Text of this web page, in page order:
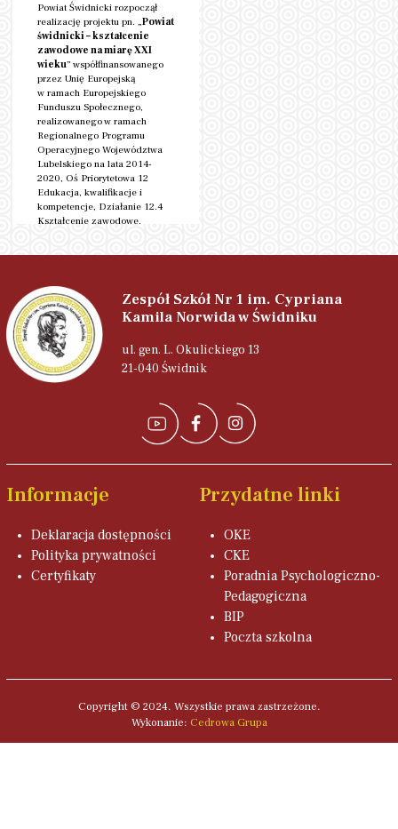
Powiat Świdnicki rozpoczął
realizację projektu pn. „Powiat
świdnicki – kształcenie
zawodowe na miarę XXI
wieku” współfinansowanego
przez Unię Europejską
w ramach Europejskiego
Funduszu Społecznego,
realizowanego w ramach
Regionalnego Programu
Operacyjnego Województwa
Lubelskiego na lata 2014-
2020, Oś Priorytetowa 12
Edukacja, kwalifikacje i
kompetencje, Działanie 12.4
Kształcenie zawodowe.
czytaj więcej
Zespół Szkół Nr 1 im. Cypriana
Kamila Norwida w Świdniku
ul. gen. L. Okulickiego 13
21-040 Świdnik
Informacje
Deklaracja dostępności
Polityka prywatności
Certyfikaty
Przydatne linki
OKE
CKE
Poradnia Psychologiczno-
Pedagogiczna
BIP
Poczta szkolna
Copyright © 2024. Wszystkie prawa zastrzeżone.
Wykonanie: Cedrowa Grupa